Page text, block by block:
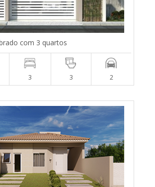
com 3 quartos
3 3 2